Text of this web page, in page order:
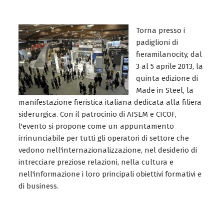
Torna presso i
padiglioni di
fieramilanocity, dal
3 al 5 aprile 2013, la
quinta edizione di
Made in Steel, la
manifestazione fieristica italiana dedicata alla filiera
siderurgica. Con il patrocinio di AISEM e CICOF,
l'evento si propone come un appuntamento
irrinunciabile per tutti gli operatori di settore che
vedono nell'internazionalizzazione, nel desiderio di
intrecciare preziose relazioni, nella cultura e
nell'informazione i loro principali obiettivi formativi e
di business.